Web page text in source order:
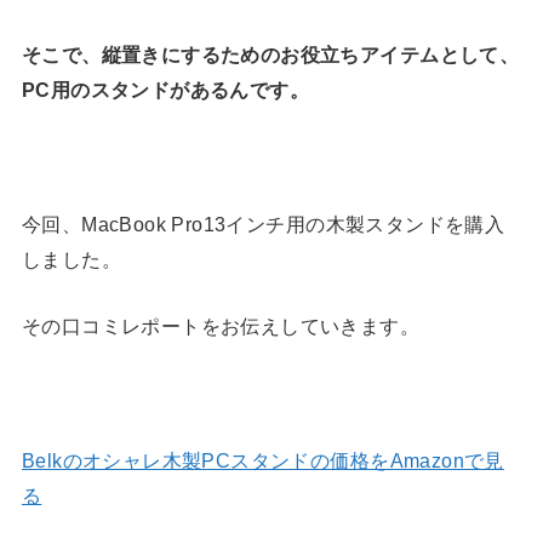
そこで、縦置きにするためのお役立ちアイテムとして、
PC用のスタンドがあるんです。
今回、MacBook Pro13インチ用の木製スタンドを購入
しました。
その口コミレポートをお伝えしていきます。
Belkのオシャレ木製PCスタンドの価格をAmazonで見
る